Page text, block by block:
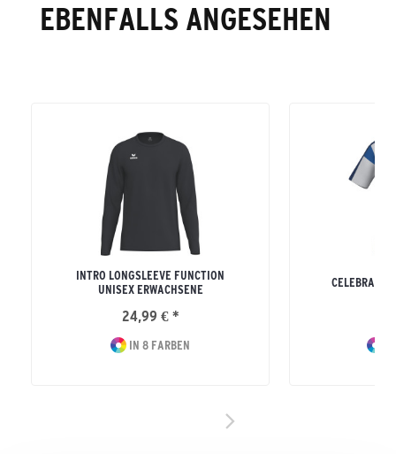
EBENFALLS ANGESEHEN
INTRO LONGSLEEVE FUNCTION
UNISEX ERWACHSENE
24,99 € *
IN 8 FARBEN
CELEBRATE